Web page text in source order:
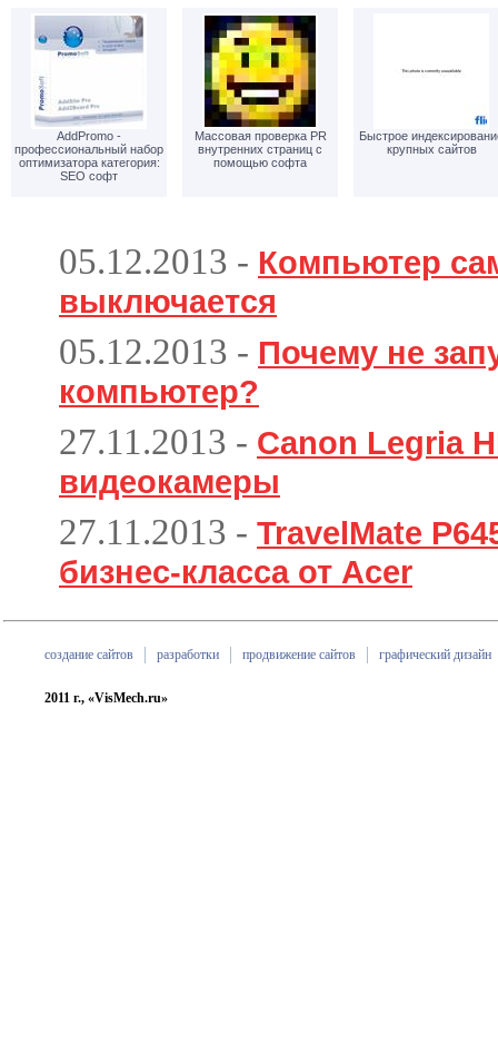
AddPromo -
профессиональный набор
оптимизатора категория:
SEO софт
Массовая проверка PR
внутренних страниц с
помощью софта
Быстрое
крупных сайтов
05.12.2013 - Компьютер
выключается
05.12.2013 - Почему не
компьютер?
27.11.2013 - Canon Legria
видеокамеры
27.11.2013 - TravelMate
бизнес-класса от Acer
создание сайтов разработки продвижение сайтов графический дизайн
2011 г., «VisMech.ru»